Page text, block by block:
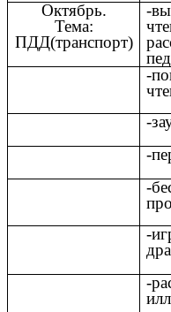
Октябрь.
Тема:
ПДД(транспорт)
-
-
-
-
-
-
-